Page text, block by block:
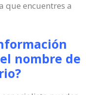
que encuentres a
nombre de